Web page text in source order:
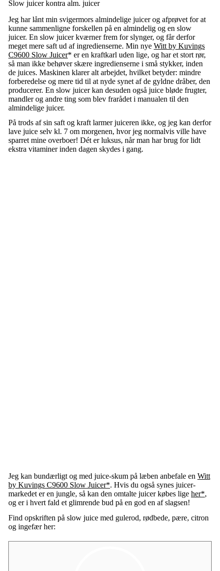
Slow juicer kontra alm. juicer
Jeg har lånt min svigermors almindelige juicer og afprøvet for at
kunne sammenligne forskellen på en almindelig og en slow
juicer. En slow juicer kværner frem for slynger, og får derfor
meget mere saft ud af ingredienserne. Min nye Witt by Kuvings
C9600 Slow Juicer* er en kraftkarl uden lige, og har et stort rør,
så man ikke behøver skære ingredienserne i små stykker, inden
de juices. Maskinen klarer alt arbejdet, hvilket betyder: mindre
forberedelse og mere tid til at nyde synet af de gyldne dråber, den
producerer. En slow juicer kan desuden også juice bløde frugter,
mandler og andre ting som blev frarådet i manualen til den
almindelige juicer.
På trods af sin saft og kraft larmer juiceren ikke, og jeg kan derfor
lave juice selv kl. 7 om morgenen, hvor jeg normalvis ville have
sparret mine overboer! Dét er luksus, når man har brug for lidt
ekstra vitaminer inden dagen skydes i gang.
Jeg kan bundærligt og med juice-skum på læben anbefale en Witt
by Kuvings C9600 Slow Juicer*. Hvis du også synes juicer-
markedet er en jungle, så kan den omtalte juicer købes lige her*,
og er i hvert fald et glimrende bud på en god en af slagsen!
Find opskriften på slow juice med gulerod, rødbede, pære, citron
og ingefær her: